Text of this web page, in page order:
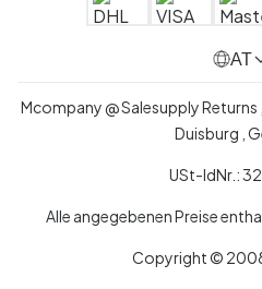
AT
Mcompany @ Salesupply
Duisburg ,
USt-IdNr.:
Alle angegebenen Preise
Copyright ©